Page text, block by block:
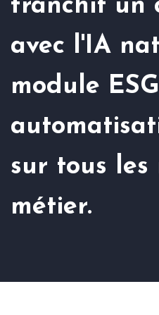
franchit un
avec l'IA
module
sur tous les
métier.